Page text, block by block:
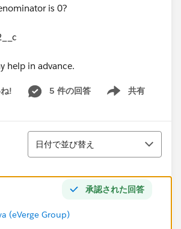
is 0?
help in advance.
! 5 件の回答 共有
Show menu
並び替え
日付で並び替え
承認された回答
(eVerge Group)